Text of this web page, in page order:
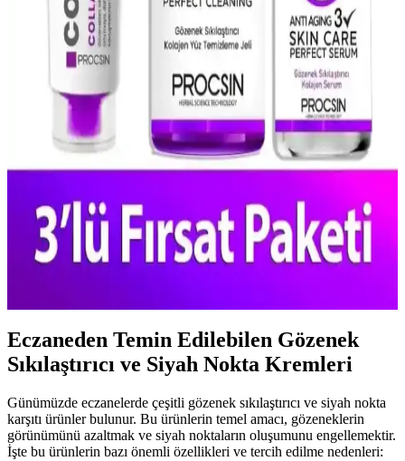
Doğal içerikli yüz maskeleri, cildi besler, nemlendirir ve canlandırır.
Bitkisel özler ve minerallerle zenginleştirilmiş bu maskeler, sağlıklı
ve parlak bir cilt için ideal doğal bakım seçeneğidir.
Salisilik Asit ile Gözenekleri Temizleme ve Sağlıklı
Cilt İçin Kullanım Rehberi
Salisilik asidin gözenekleri temizlemedeki etkisi ve doğru kullanım
yöntemleriyle sağlıklı, pürüzsüz ve parlak bir cilt elde edin. Sebum
ve kirleri kontrol altına alarak akne ve siyah noktalarını azaltın.
Procsin Gözenek Sıkılaştırıcı Kolajen Seti ile Cilt
Sağlığını Destekleyin
Procsin'in gözenek sıkılaştırıcı kolajen seti, cildi derinlemesine
temizler, elastikiyeti artırır ve genç bir görünüm sağlar. Tüm cilt
Eczaneden Temin Edilebilen Gözenek
Sıkılaştırıcı ve Siyah Nokta Kremleri
Günümüzde eczanelerde çeşitli gözenek sıkılaştırıcı ve siyah nokta
karşıtı ürünler bulunur. Bu ürünlerin temel amacı, gözeneklerin
görünümünü azaltmak ve siyah noktaların oluşumunu engellemektir.
İşte bu ürünlerin bazı önemli özellikleri ve tercih edilme nedenleri: